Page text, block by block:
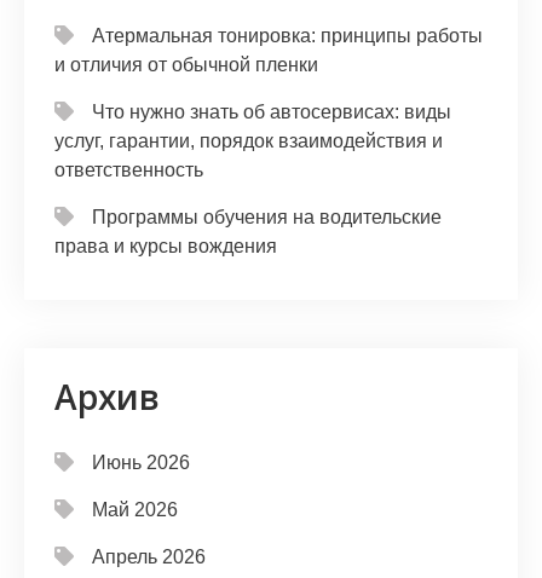
Атермальная тонировка: принципы работы
и отличия от обычной пленки
Что нужно знать об автосервисах: виды
услуг, гарантии, порядок взаимодействия и
ответственность
Программы обучения на водительские
права и курсы вождения
Архив
Июнь 2026
Май 2026
Апрель 2026